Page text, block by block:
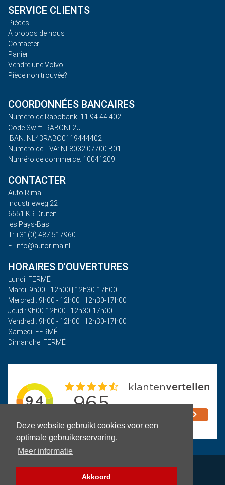
Deze website gebruikt cookies voor een
optimale gebruikerservaring.
Meer informatie
Akkoord
SERVICE CLIENTS
Pièces
À propos de nous
Contacter
Panier
Vendre une Volvo
Pièce non trouvée?
COORDONNÉES BANCAIRES
Numéro de Rabobank: 11.94.44.402
Code Swift: RABONL2U
IBAN: NL43RABO0119444402
Numéro de TVA: NL8032.07700.B01
Numéro de commerce: 10041209
CONTACTER
Auto Rima
Industrieweg 22
6651 KR Druten
les Pays-Bas
T: +31(0) 487 517960
E: info@autorima.nl
HORAIRES D'OUVERTURES
Lundi: FERMÉ
Mardi: 9h00 - 12h00 | 12h30-17h00
Mercredi: 9h00 - 12h00 | 12h30-17h00
Jeudi: 9h00-12h00 | 12h30-17h00
Vendredi: 9h00 - 12h00 | 12h30-17h00
Samedi: FERMÉ
Dimanche: FERMÉ
Politique de confidentialité